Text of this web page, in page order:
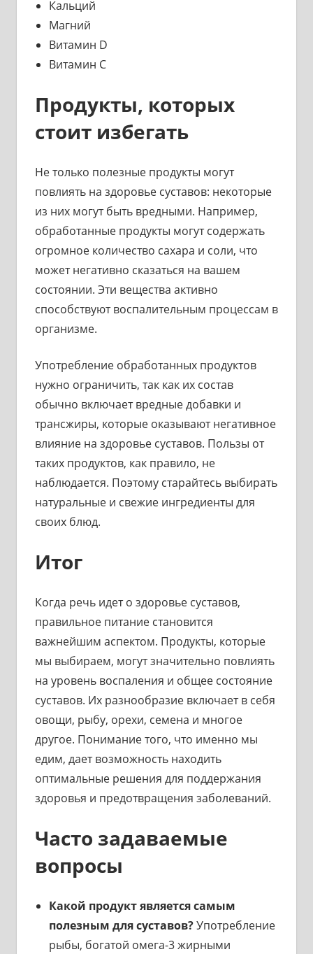
Кальций
Магний
Витамин D
Витамин C
Продукты, которых
стоит избегать
Не только полезные продукты могут
повлиять на здоровье суставов: некоторые
из них могут быть вредными. Например,
обработанные продукты могут содержать
огромное количество сахара и соли, что
может негативно сказаться на вашем
состоянии. Эти вещества активно
способствуют воспалительным процессам в
организме.
Употребление обработанных продуктов
нужно ограничить, так как их состав
обычно включает вредные добавки и
трансжиры, которые оказывают негативное
влияние на здоровье суставов. Пользы от
таких продуктов, как правило, не
наблюдается. Поэтому старайтесь выбирать
натуральные и свежие ингредиенты для
своих блюд.
Итог
Когда речь идет о здоровье суставов,
правильное питание становится
важнейшим аспектом. Продукты, которые
мы выбираем, могут значительно повлиять
на уровень воспаления и общее состояние
суставов. Их разнообразие включает в себя
овощи, рыбу, орехи, семена и многое
другое. Понимание того, что именно мы
едим, дает возможность находить
оптимальные решения для поддержания
здоровья и предотвращения заболеваний.
Часто задаваемые
вопросы
Какой продукт является самым
полезным для суставов?Употребление
рыбы, богатой омега-3 жирными